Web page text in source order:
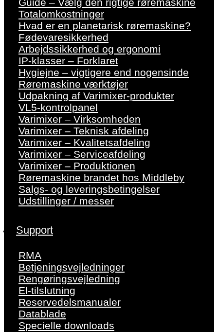
Guide – Vælg den rigtige røremaskine
Totalomkostninger
Hvad er en planetarisk røremaskine?
Fødevaresikkerhed
Arbejdssikkerhed og ergonomi
IP-klasser – Forklaret
Hygiejne – vigtigere end nogensinde
Røremaskine værktøjer
Udpakning af Varimixer-produkter
VL5-kontrolpanel
Varimixer – Virksomheden
Varimixer – Teknisk afdeling
Varimixer – Kvalitetsafdeling
Varimixer – Serviceafdeling
Varimixer – Produktionen
Røremaskine brandet hos Middleby
Salgs- og leveringsbetingelser
Udstillinger / messer
Support
RMA
Betjeningsvejledninger
Rengøringsvejledning
El-tilslutning
Reservedelsmanualer
Datablade
Specielle downloads